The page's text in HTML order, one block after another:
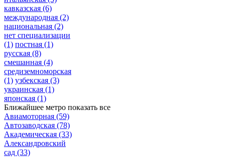
кавказская (6)
международная (2)
национальная (2)
нет специализации
(1) постная (1)
русская (8)
смешанная (4)
средиземноморская
(1) узбекская (3)
украинская (1)
японская (1)
Ближайшее метро показать все
Авиамоторная (59)
Автозаводская (78)
Академическая (33)
Александровский
сад (33)